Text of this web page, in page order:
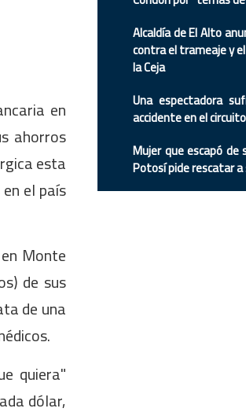
en
ahorros
esta
el país
Monte
de sus
de una
quiera"
dólar,
Alcaldía de El Alto
contra el trameaje y
la Ceja
Una espectadora
accidente en el
Mujer que escapó
Potosí pide rescatar